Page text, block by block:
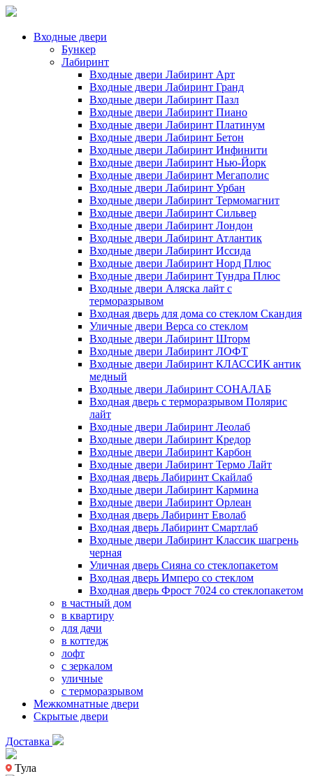
Входные двери
Бункер
Лабиринт
Входные двери Лабиринт Арт
Входные двери Лабиринт Гранд
Входные двери Лабиринт Пазл
Входные двери Лабиринт Пиано
Входные двери Лабиринт Платинум
Входные двери Лабиринт Бетон
Входные двери Лабиринт Инфинити
Входные двери Лабиринт Нью-Йорк
Входные двери Лабиринт Мегаполис
Входные двери Лабиринт Урбан
Входные двери Лабиринт Термомагнит
Входные двери Лабиринт Сильвер
Входные двери Лабиринт Лондон
Входные двери Лабиринт Атлантик
Входные двери Лабиринт Иссида
Входные двери Лабиринт Норд Плюс
Входные двери Лабиринт Тундра Плюс
Входные двери Аляска лайт с
терморазрывом
Входная дверь для дома со стеклом Скандия
Уличные двери Верса со стеклом
Входные двери Лабиринт Шторм
Входные двери Лабиринт ЛОФТ
Входные двери Лабиринт КЛАССИК антик
медный
Входные двери Лабиринт СОНАЛАБ
Входная дверь с терморазрывом Полярис
лайт
Входные двери Лабиринт Леолаб
Входные двери Лабиринт Кредор
Входные двери Лабиринт Карбон
Входные двери Лабиринт Термо Лайт
Входная дверь Лабиринт Скайлаб
Входные двери Лабиринт Кармина
Входные двери Лабиринт Орлеан
Входная дверь Лабиринт Еволаб
Входная дверь Лабиринт Смартлаб
Входные двери Лабиринт Классик шагрень
черная
Уличная дверь Сияна со стеклопакетом
Входная дверь Имперо со стеклом
Входная дверь Фрост 7024 со стеклопакетом
в частный дом
в квартиру
для дачи
в коттедж
лофт
с зеркалом
уличные
с терморазрывом
Межкомнатные двери
Скрытые двери
Доставка
Тула